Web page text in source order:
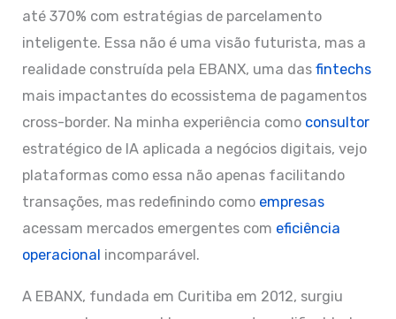
até 370% com estratégias de parcelamento
inteligente. Essa não é uma visão futurista, mas a
realidade construída pela EBANX, uma dasfintechs
mais impactantes do ecossistema de pagamentos
cross-border. Na minha experiência como consultor
estratégico de IA aplicada a negócios digitais, vejo
plataformas como essa não apenas facilitando
transações, mas redefinindo como empresas
acessam mercados emergentes com eficiência
operacional incomparável.
A EBANX, fundada em Curitiba em 2012, surgiu